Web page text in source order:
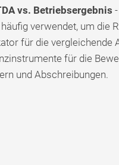
vs. Betriebsergebnis
verwendet, um die
für die vergleichende
für die
und Abschreibungen.